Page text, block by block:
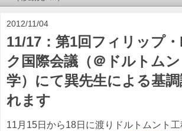
2012/11/04
11/17：第1回フィリップ
ク国際会議（＠ドルトム
学）にて巽先生による基
れます
11月15日から18日に渡りドルトムント